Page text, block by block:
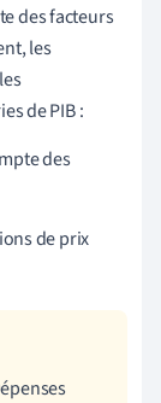
des facteurs
les
de PIB :
des
de prix